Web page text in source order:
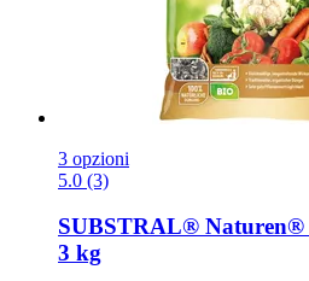
3 opzioni
5.0 (3)
SUBSTRAL® Naturen®
3 kg